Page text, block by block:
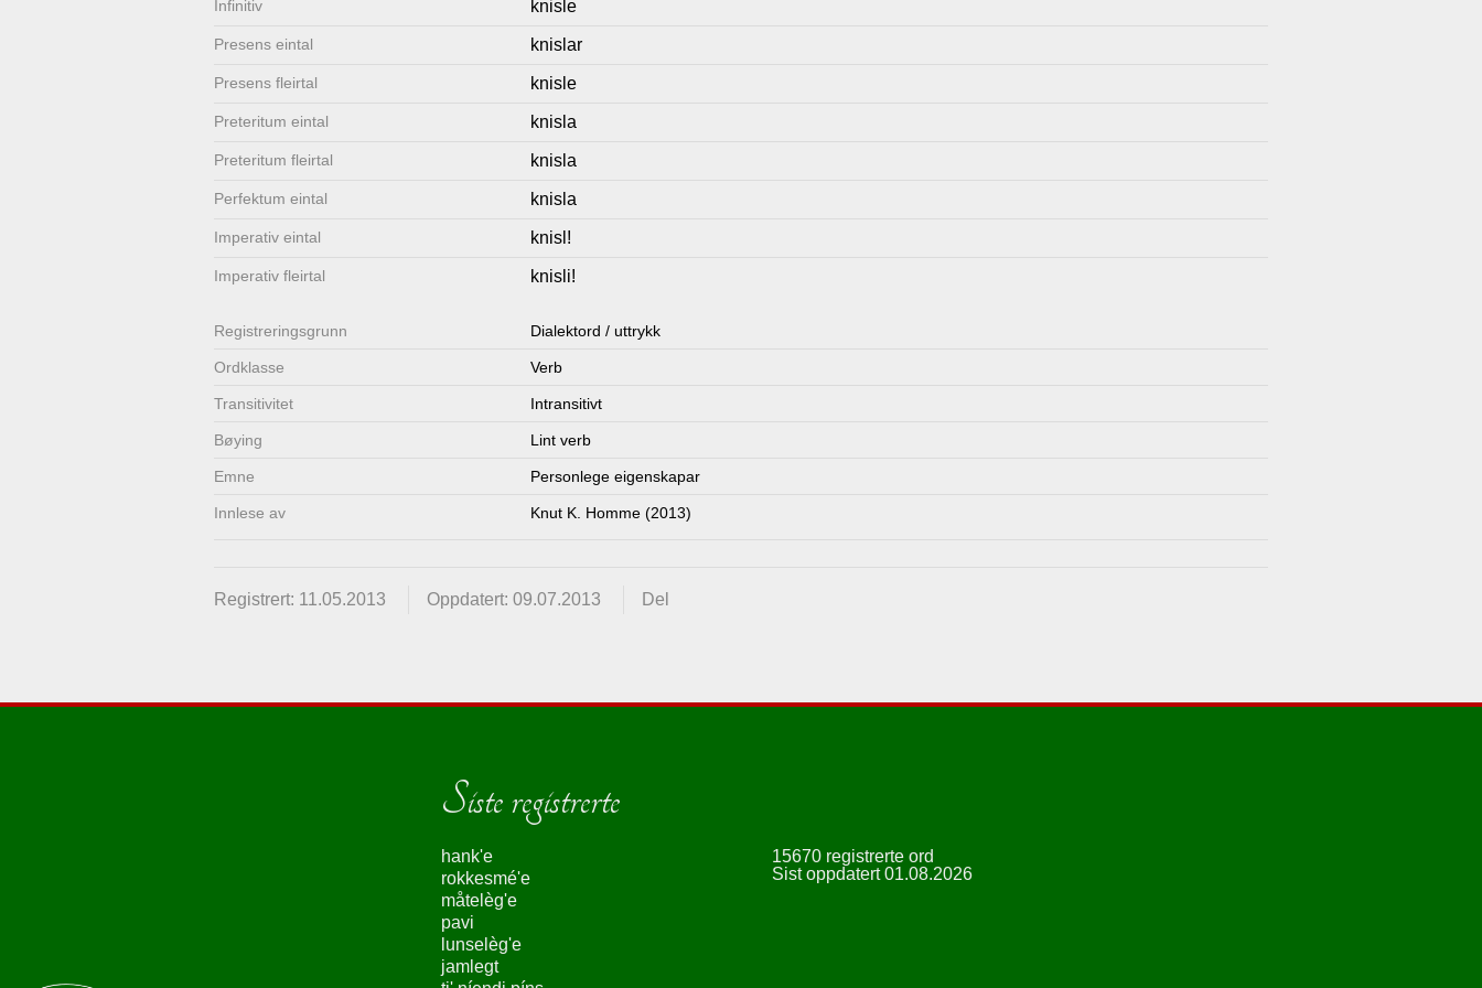
Infinitiv knisle
Presens eintal knislar
Presens fleirtal knisle
Preteritum eintal knisla
Preteritum fleirtal knisla
Perfektum eintal knisla
Imperativ eintal knisl!
Imperativ fleirtal knisli!
Registrerings­grunn Dialektord / uttrykk
Ordklasse Verb
Transitivitet Intransitivt
Bøying Lint verb
Emne Personlege eigenskapar
Innlese av Knut K. Homme (2013)
Registrert: 11.05.2013 Oppdatert: 09.07.2013 Del
Siste registrerte
hank'e
rokkesmé'e
måtelèg'e
pavi
lunselèg'e
jamlegt
15670 registrerte ord
Sist oppdatert 01.08.2026